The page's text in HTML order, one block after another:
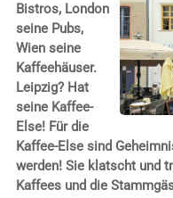
Bistros, London
seine Pubs,
Wien seine
Kaffeehäuser.
Leipzig? Hat
seine Kaffee-
Else! Für die
Kaffee-Else sind
werden! Sie klatscht und
Kaffees und die